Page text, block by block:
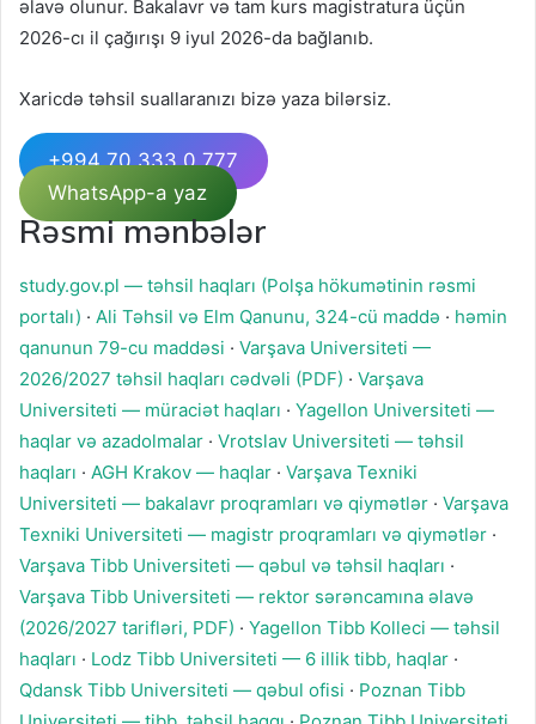
əlavə olunur. Bakalavr və tam kurs magistratura üçün
2026-cı il çağırışı 9 iyul 2026-da bağlanıb.
Xaricdə təhsil suallaranızı bizə yaza bilərsiz.
+994 70 333 0 777
WhatsApp-a yaz
Rəsmi mənbələr
study.gov.pl — təhsil haqları (Polşa hökumətinin rəsmi
portalı) · Ali Təhsil və Elm Qanunu, 324-cü maddə · həmin
qanunun 79-cu maddəsi · Varşava Universiteti —
2026/2027 təhsil haqları cədvəli (PDF) · Varşava
Universiteti — müraciət haqları · Yagellon Universiteti —
haqlar və azadolmalar · Vrotslav Universiteti — təhsil
haqları · AGH Krakov — haqlar · Varşava Texniki
Universiteti — bakalavr proqramları və qiymətlər · Varşava
Texniki Universiteti — magistr proqramları və qiymətlər ·
Varşava Tibb Universiteti — qəbul və təhsil haqları ·
Varşava Tibb Universiteti — rektor sərəncamına əlavə
(2026/2027 tarifləri, PDF) · Yagellon Tibb Kolleci — təhsil
haqları · Lodz Tibb Universiteti — 6 illik tibb, haqlar ·
Qdansk Tibb Universiteti — qəbul ofisi · Poznan Tibb